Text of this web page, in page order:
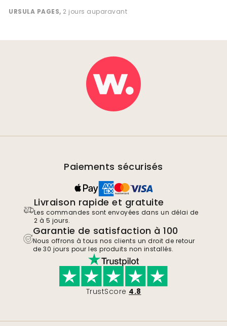
URSULA PAGES, 2 jours auparavant
Paiements sécurisés
Livraison rapide et gratuite
Les commandes sont envoyées dans un délai de
2 à 5 jours.
Garantie de satisfaction à 100
Nous offrons à tous nos clients un droit de retour
de 30 jours pour les produits non installés.
TrustScore 4.8